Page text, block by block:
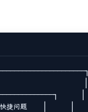
│
│
捷问题    │      │